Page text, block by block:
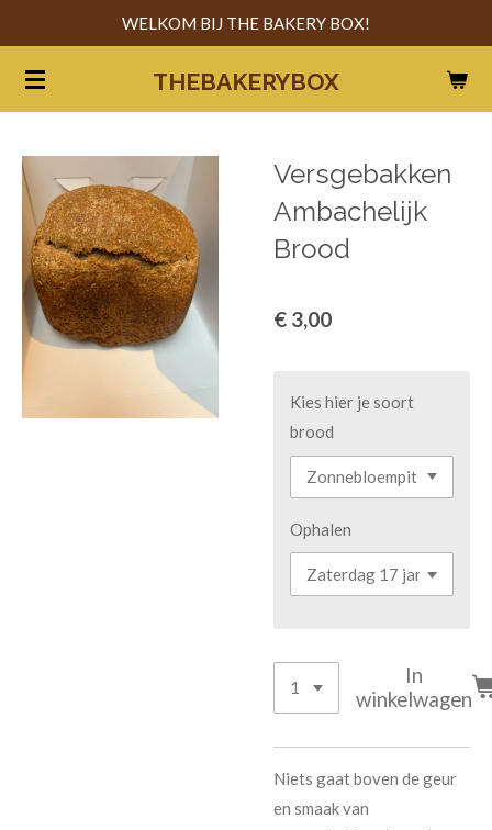
naar
de
THEBAKERYBOX
WELKOM BIJ THE BAKERY BOX!
Versgebakken
Ambachelijk
Brood
€ 3,00
Kies hier je soort
brood
Ophalen
In
winkelwagen
Niets gaat boven de geur
en smaak van